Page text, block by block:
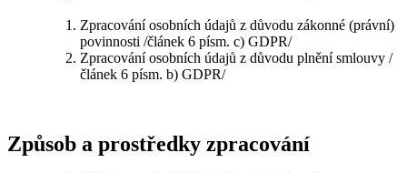
Zpracování osobních údajů z důvodu zákonné (právní)
povinnosti /článek 6 písm. c) GDPR/
Zpracování osobních údajů z důvodu plnění smlouvy /
článek 6 písm. b) GDPR/
Způsob a prostředky zpracování